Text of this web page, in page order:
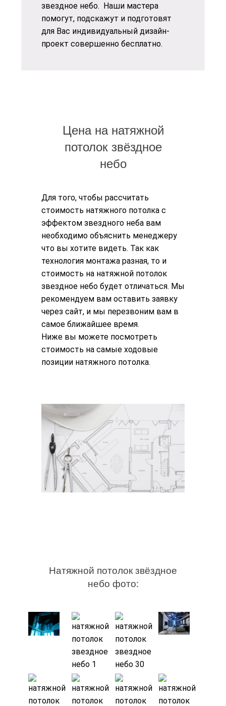
звездное небо. Наши мастера
помогут, подскажут и подготовят
для Вас индивидуальный дизайн-
проект совершенно бесплатно.
Цена на натяжной
потолок звёздное
небо
Для того, чтобы рассчитать
стоимость натяжного потолка с
эффектом звездного неба вам
необходимо объяснить менеджеру
что вы хотите видеть. Так как
технология монтажа разная, то и
стоимость на натяжной потолок
звездное небо будет отличаться. Мы
рекомендуем вам оставить заявку
через сайт, и мы перезвоним вам в
самое ближайшее время.
Ниже вы можете посмотреть
стоимость на самые ходовые
позиции натяжного потолка.
Натяжной потолок звёздное
небо фото: